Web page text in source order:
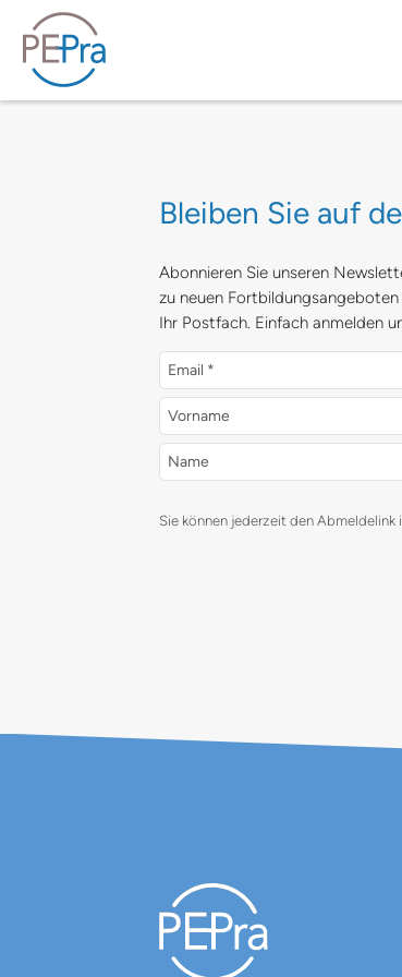
Bleiben Sie auf
Abonnieren Sie unseren
zu neuen
Ihr Postfach. Einfach anmelden
Sie können jederzeit den Abmeldelink